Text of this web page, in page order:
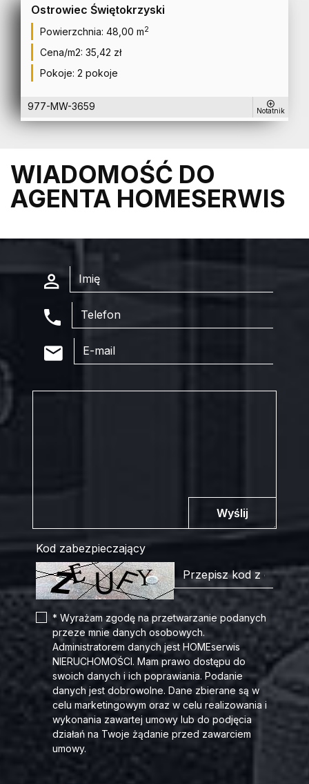
Ostrowiec Świętokrzyski
Powierzchnia: 48,00 m2
Cena/m2: 35,42 zł
Pokoje: 2 pokoje
977-MW-3659 Notatnik
WIADOMOŚĆ DO
AGENTA HOMESERWIS
Wyślij
Kod zabezpieczający
* Wyrażam zgodę na przetwarzanie podanych
przeze mnie danych osobowych.
Administratorem danych jest HOMEserwis
NIERUCHOMOŚCI. Mam prawo dostępu do
swoich danych i ich poprawiania. Podanie
danych jest dobrowolne. Dane zbierane są w
celu marketingowym oraz w celu realizowania i
wykonania zawartej umowy lub do podjęcia
działań na Twoje żądanie przed zawarciem
umowy.